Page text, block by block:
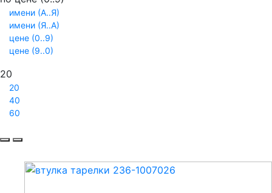
имени (А..Я)
имени (Я..А)
цене (0..9)
цене (9..0)
20
20
40
60